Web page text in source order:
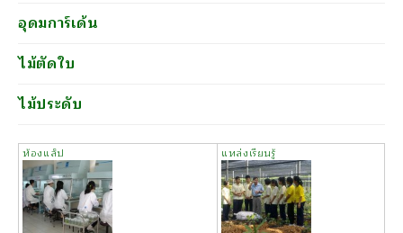
อุดมการ์เด้น
ไม้ตัดใบ
ไม้ประดับ
ห้องแล็ป แหล่งเรียนรู้